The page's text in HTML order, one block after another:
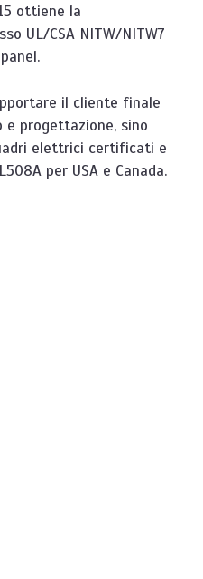
ottiene la
UL/CSA NITW/NITW7
il cliente finale
e progettazione, sino
elettrici certificati e
per USA e Canada.